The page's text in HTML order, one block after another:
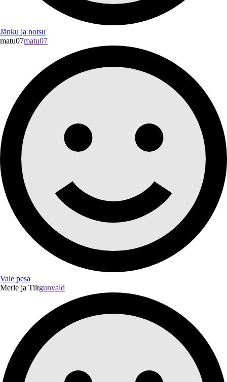
Jänku ja notsu
matu07matu07
Vale pesa
Merle ja Tiitgunvald